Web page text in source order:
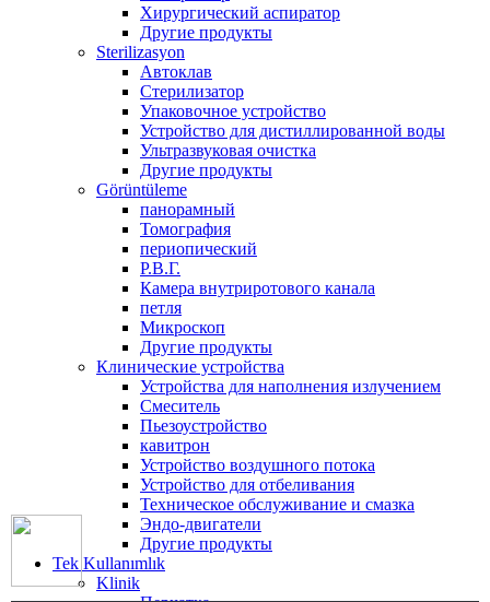
Хирургический аспиратор
Другие продукты
Sterilizasyon
Автоклав
Стерилизатор
Упаковочное устройство
Устройство для дистиллированной воды
Ультразвуковая очистка
Другие продукты
Görüntüleme
панорамный
Томография
периопический
Р.В.Г.
Камера внутриротового канала
петля
Микроскоп
Другие продукты
Клинические устройства
Устройства для наполнения излучением
Смеситель
Пьезоустройство
кавитрон
Устройство воздушного потока
Устройство для отбеливания
Техническое обслуживание и смазка
Эндо-двигатели
Другие продукты
Tek Kullanımlık
Klinik